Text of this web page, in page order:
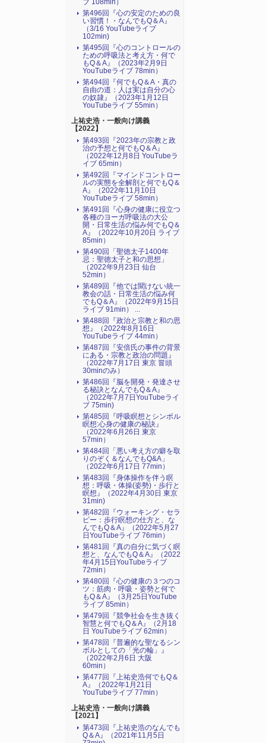
ブ 108min）
第496回『心の安定のための良
い習慣！・なんでもQ＆A』
（3/16 YouTubeライブ
102min)
第495回『心のコントロールの
ための呼吸法と考え方・何で
もQ＆A』（2023年2月9日
YouTubeライブ 78min）
第494回『何でもQ＆A・真の
自由の道：人は実は自分の心
の奴隷』（2023年1月12日
YouTubeライブ 55min）
上祐史浩・一般向け講義
【2022】
第493回『2023年の宗教と政
治の予想と何でもQ＆A』
（2022年12月8日 YouTubeラ
イブ 65min）
第492回『マインドコントロー
ルの実態を全解剖と何でもQ＆
A』（2022年11月10日
YouTubeライブ 58min）
第491回『心身の健康に役立つ
各種のヨーガ呼吸法の大公
開・日常生活の悩み何でもQ＆
A』（2022年10月20日 ライブ
85min）
第490回「聖徳太子1400年
忌：聖徳太子と和の思想」
（2022年9月23日 仙台
52min）
第489回『他では聞けない統一
教会の話・日常生活の悩み何
でもQ＆A』（2022年9月15日
ライブ 91min） ...
第488回『政治と宗教と和の思
想』（2022年8月16日
YouTubeライブ 44min）
第487回『安倍氏の事件の背景
にある・宗教と政治の問題』
（2022年7月17日 東京 冒頭
30minのみ）
第486回『脳を開発・発達させ
る秘訣となんでもQ＆A』
（2022年7月7日YouTubeライ
ブ 75min)
第485回『呼吸瞑想とシンボル
瞑想:心身の健康の秘訣』
（2022年6月26日 東京
57min）
第484回「悪い考え方の癖を取
りのぞく＆なんでもQ&A」
（2022年6月17日 77min）
第483回『身体操作を伴う瞑
想：呼吸・体操(姿勢)・歩行と
瞑想』（2022年4月30日 東京
31min)
第482回『ウォーキング・セラ
ピー：歩行瞑想の仕方と、な
んでもQ＆A』（2022年5月27
日YouTubeライブ 76min）
第481回『真の自分に気づく瞑
想と、なんでもQ＆A』（2022
年4月15日YouTubeライブ
72min）
第480回『心の健康の３つのコ
ツ：筋肉・呼吸・姿勢と何で
もQ＆A』（3月25日YouTube
ライブ 85min）
第479回『競争社会を生き抜く
智慧と何でもQ＆A』（2月18
日 YouTubeライブ 62min）
第478回『普遍的な聖なるシン
ボルとしての「光の輪」』
（2022年2月6日 大阪
60min）
第477回『上祐史浩何でもQ＆
A』（2022年1月21日
YouTubeライブ 77min）
上祐史浩・一般向け講義
【2021】
第473回『上祐史浩のなんでも
Q＆A』（2021年11月5日